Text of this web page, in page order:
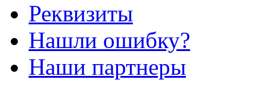
Реквизиты
Нашли ошибку?
Наши партнеры